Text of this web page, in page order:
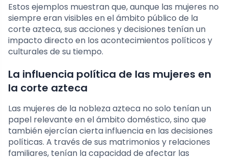
Estos ejemplos muestran que, aunque las mujeres no
siempre eran visibles en el ámbito público de la
corte azteca, sus acciones y decisiones tenían un
impacto directo en los acontecimientos políticos y
culturales de su tiempo.
La influencia política de las mujeres en
la corte azteca
Las mujeres de la nobleza azteca no solo tenían un
papel relevante en el ámbito doméstico, sino que
también ejercían cierta influencia en las decisiones
políticas. A través de sus matrimonios y relaciones
familiares, tenían la capacidad de afectar las